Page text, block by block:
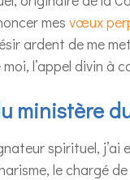
mes vœux
ardent de me
l’appel divin à
ministère
spirituel,
le chargé